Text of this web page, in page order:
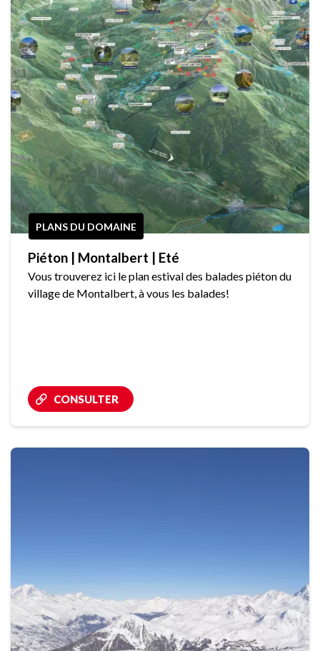
PLANS DU DOMAINE
Piéton | Montalbert | Eté
Vous trouverez ici le plan estival des balades piéton du
village de Montalbert, à vous les balades!
CONSULTER